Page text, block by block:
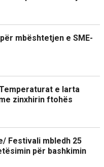
mbështetjen e SME-
e larta
zinxhirin ftohës
Festivali mbledh 25
për bashkimin